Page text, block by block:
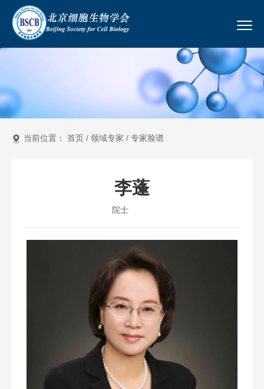
当前位置： 首页 / 领域专家 / 专家脸谱
李蓬
院士